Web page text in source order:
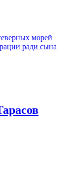
морей
ради сына